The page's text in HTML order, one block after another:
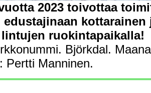
2023 toivottaa
edustajinaan kottarainen
lintujen ruokintapaikalla!
Björkdal.
Pertti Manninen.